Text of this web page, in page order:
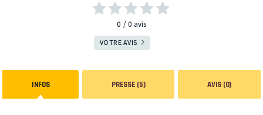
0 0 avis
VOTRE AVIS
INFOS PRESSE (5) AVIS (0)